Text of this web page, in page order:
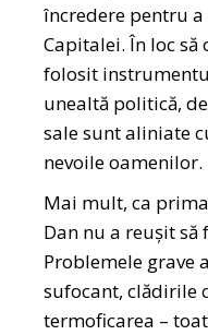
încredere pentru
Capitalei. În loc să
folosit
unealtă politică,
sale sunt aliniate
nevoile oamenilor.
Mai mult, ca
Dan nu a reușit să
Problemele grave
sufocant, clădirile
termoficarea –